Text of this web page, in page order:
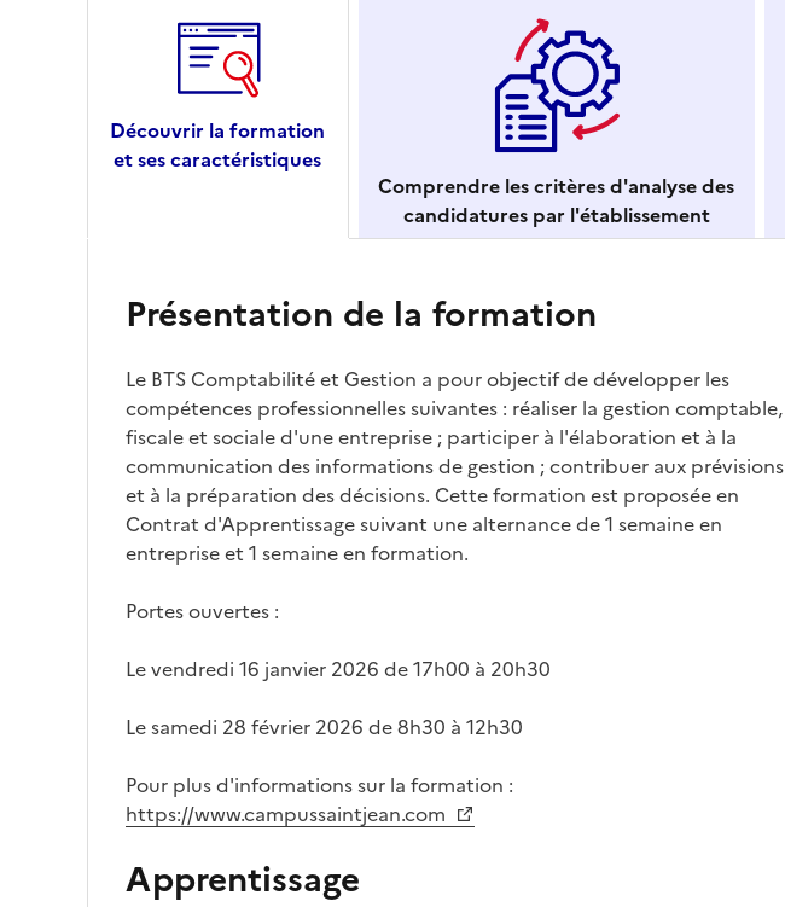
Découvrir la formation
et ses caractéristiques
Comprendre les critères d'analyse des
candidatures par l'établissement
Présentation de la formation
Le BTS Comptabilité et Gestion a pour objectif de développer les
compétences professionnelles suivantes : réaliser la gestion comptable,
fiscale et sociale d'une entreprise ; participer à l'élaboration et à la
communication des informations de gestion ; contribuer aux prévisions
et à la préparation des décisions. Cette formation est proposée en
Contrat d'Apprentissage suivant une alternance de 1 semaine en
entreprise et 1 semaine en formation.
Portes ouvertes :
Le vendredi 16 janvier 2026 de 17h00 à 20h30
Le samedi 28 février 2026 de 8h30 à 12h30
Pour plus d'informations sur la formation :
https://www.campussaintjean.com
Apprentissage